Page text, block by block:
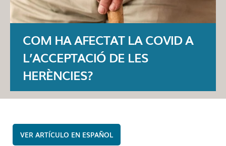
COM HA AFECTAT LA COVID A
L’ACCEPTACIÓ DE LES
HERÈNCIES?
ESPAÑOL